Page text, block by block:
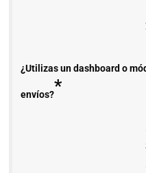
¿Utilizas un dashboard o
envíos?*